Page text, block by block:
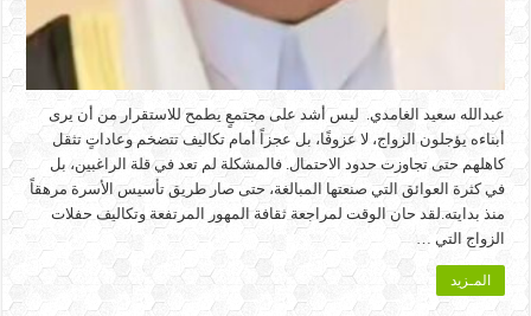
عبدالله سعيد الغامدي. ليس أشد على مجتمعٍ يطمح للاستقرار من أن يرى
أبناءه يؤجلون الزواج، لا عزوفًا، بل عجزاً أمام تكاليف تتضخم وعاداتٍ تثقل
كاهلهم حتى تجاوزت حدود الاحتمال. فالمشكلة لم تعد في قلة الراغبين، بل
في كثرة العوائق التي صنعتها المبالغة، حتى صار طريق تأسيس الأسرة مرهقاً
منذ بدايته.لقد حان الوقت لمراجعة ثقافة المهور المرتفعة وتكاليف حفلات
الزواج التي …
المـزيد